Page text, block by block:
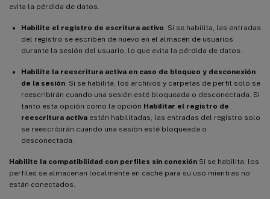
evita la pérdida de datos.
Habilite el registro de escritura activo . Si se habilita, las entradas
del registro se escriben de nuevo en el almacén de usuarios
durante la sesión del usuario, lo que evita la pérdida de datos.
Habilite la reescritura activa en caso de bloqueo y desconexión
de la sesión . Si se habilita, los archivos y carpetas de perfil solo se
reescribirán cuando una sesión esté bloqueada o desconectada. Si
tanto esta opción como la opción Habilitar el registro de
reescritura activa están habilitadas, las entradas del registro solo
se reescribirán cuando una sesión esté bloqueada o
desconectada.
Habilite la compatibilidad con perfiles sin conexión Si se habilita, los
perfiles se almacenan localmente en caché para su uso mientras no
están conectados.